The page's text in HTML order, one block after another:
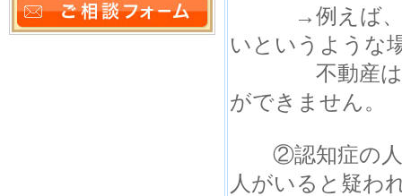
→例えば、認
いというような
不動産は本人
ができません。
②認知症の人
人がいると疑わ